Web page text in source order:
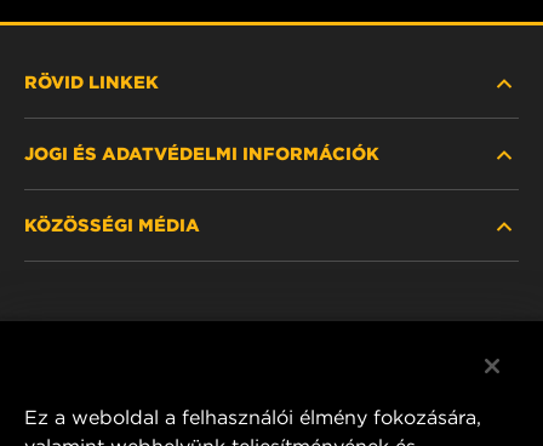
RÖVID LINKEK
HOL KAPHATÓ
JOGI ÉS ADATVÉDELMI INFORMÁCIÓK
KÖZÖSSÉGI MÉDIA
Ez a weboldal a felhasználói élmény fokozására,